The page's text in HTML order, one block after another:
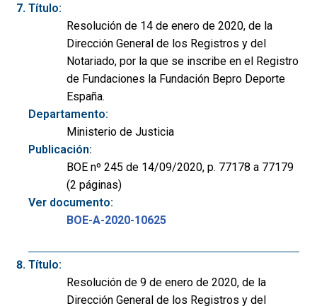
Título:
Resolución de 14 de enero de 2020, de la
Dirección General de los Registros y del
Notariado, por la que se inscribe en el Registro
de Fundaciones la Fundación Bepro Deporte
España.
Departamento:
Ministerio de Justicia
Publicación:
BOE nº 245 de 14/09/2020, p. 77178 a 77179
(2 páginas)
Ver documento:
BOE-A-2020-10625
Título:
Resolución de 9 de enero de 2020, de la
Dirección General de los Registros y del